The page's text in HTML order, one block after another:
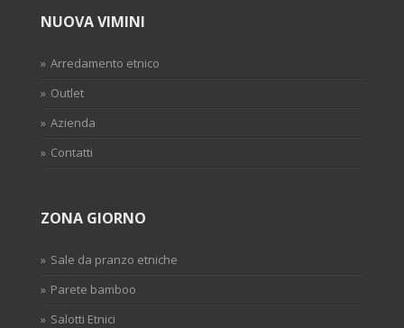
NUOVA VIMINI
Arredamento etnico
Outlet
Azienda
Contatti
ZONA GIORNO
Sale da pranzo etniche
Parete bamboo
Salotti Etnici